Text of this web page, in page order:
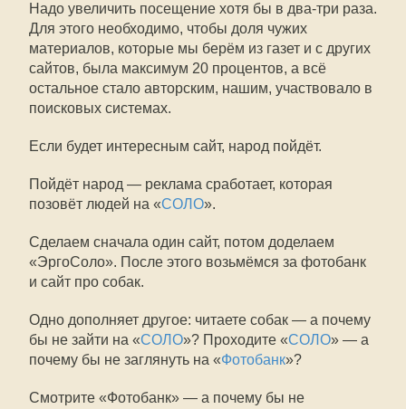
Надо увеличить посещение хотя бы в два-три раза.
Для этого необходимо, чтобы доля чужих
материалов, которые мы берём из газет и с других
сайтов, была максимум 20 процентов, а всё
остальное стало авторским, нашим, участвовало в
поисковых системах.
Если будет интересным сайт, народ пойдёт.
Пойдёт народ — реклама сработает, которая
позовёт людей на «СОЛО».
Сделаем сначала один сайт, потом доделаем
«ЭргоСоло». После этого возьмёмся за фотобанк
и сайт про собак.
Одно дополняет другое: читаете собак — а почему
бы не зайти на «СОЛО»? Проходите «СОЛО» — а
почему бы не заглянуть на «Фотобанк»?
Смотрите «Фотобанк» — а почему бы не